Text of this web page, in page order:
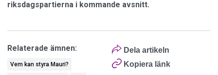
riksdagspartierna i kommande avsnitt.
Dela artikeln
Kopiera länk
Relaterade ämnen:
Vem kan styra Mauri?